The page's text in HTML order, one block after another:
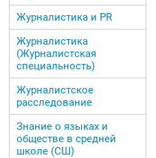
Журналистика и PR
Журналистика
(Журналистская
специальность)
Журналистское
расследование
Знание о языках и
обществе в средней
школе (СШ)